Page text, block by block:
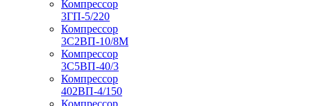
Компрессор
3ГП-5/220
Компрессор
3С2ВП-10/8М
Компрессор
3С5ВП-40/3
Компрессор
402ВП-4/150
Компрессор